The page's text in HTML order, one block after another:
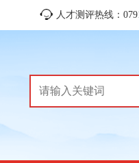
人才测评热线：